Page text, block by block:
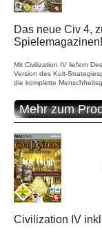
Das neue Civ 4,
Spielemagazinen!
Mit Civilization IV liefern
Version des Kult-
die komplette
Mehr zum
Civilization IV